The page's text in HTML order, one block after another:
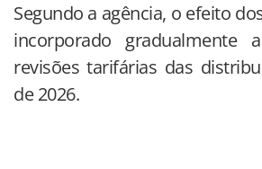
Segundo a agência, o efeito
incorporado gradualmente
revisões tarifárias das
de 2026.